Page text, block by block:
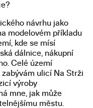
návrhu jako
modelovém příkladu
kde se mísí
dálnice, nákupní
Celé území
ulicí Na Strži
výroby
mne, jak může
městu.